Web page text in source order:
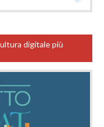
digitale più